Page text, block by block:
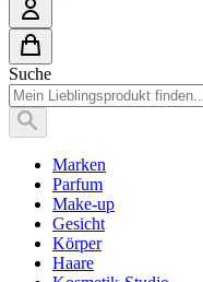
Suche
Marken
Parfum
Make-up
Gesicht
Körper
Haare